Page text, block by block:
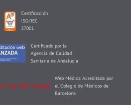
Certificación
ISO/IEC
27001
Certificado por la
Agencia de Calidad
Sanitaria de Andalucía
Web Médica Acreditada por
el Colegio de Médicos de
Barcelona